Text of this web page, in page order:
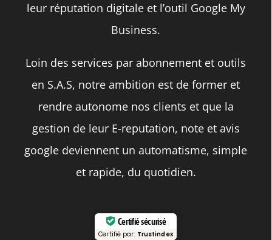
leur réputation digitale et l’outil Google My
Business.
Loin des services par abonnement et outils
en S.A.S, notre ambition est de former et
rendre autonome nos clients et que la
gestion de leur E-reputation, note et avis
google deviennent un automatisme, simple
et rapide, du quotidien.
Certifié sécurisé
Certifié par: Trustindex